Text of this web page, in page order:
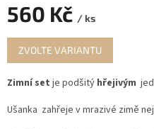
560 Kč / ks
Měrná
cena:
ZVOLTE VARIANTU
Zimní set je podšitý hřejivým
Ušanka zahřeje v mrazivé zimě